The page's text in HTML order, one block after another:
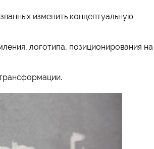
изменить концептуальную
логотипа, позиционирования на